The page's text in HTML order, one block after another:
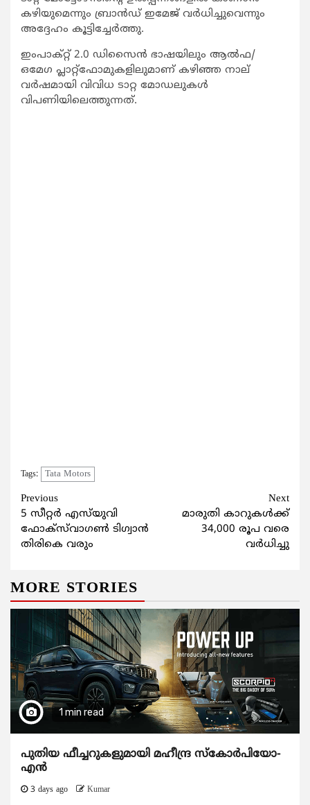
കഴിയുമെന്നും ബ്രാന്‍ഡ് ഇമേജ് വര്‍ധിച്ചുവെന്നും
അദ്ദേഹം കൂട്ടിച്ചേര്‍ത്തു.
ഇംപാക്റ്റ് 2.0 ഡിസൈന്‍ ഭാഷയിലും ആല്‍ഫ/
ഒമേഗ പ്ലാറ്റ്‌ഫോമുകളിലുമാണ് കഴിഞ്ഞ നാല്
വര്‍ഷമായി വിവിധ ടാറ്റ മോഡലുകള്‍
വിപണിയിലെത്തുന്നത്.
Tags: Tata Motors
Continue
Reading
Previous
5 സീറ്റര്‍ എസ്‌യുവി
ഫോക്‌സ്‌വാഗണ്‍ ടിഗ്വാന്‍
തിരികെ വരും
Next
മാരുതി കാറുകള്‍ക്ക്
34,000 രൂപ വരെ
വര്‍ധിച്ചു
MORE STORIES
1 min read
പുതിയ ഫീച്ചറുകളുമായി മഹീന്ദ്ര സ്കോർപിയോ-
എൻ
3 days ago Kumar